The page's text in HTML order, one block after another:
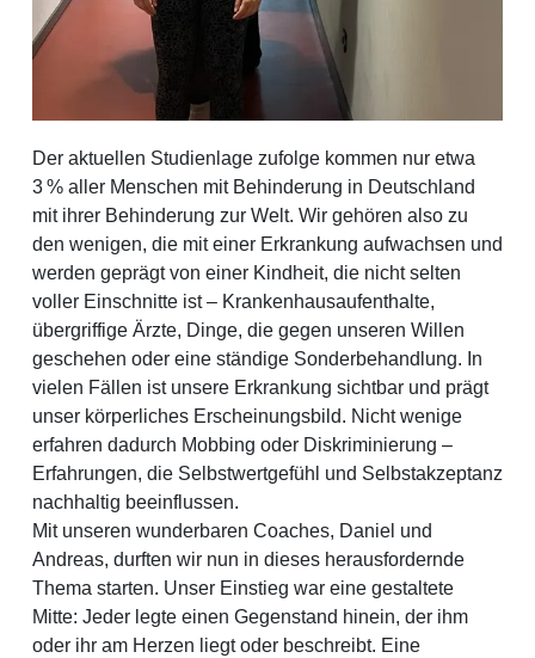
Der aktuellen Studienlage zufolge kommen nur etwa
3 % aller Menschen mit Behinderung in Deutschland
mit ihrer Behinderung zur Welt. Wir gehören also zu
den wenigen, die mit einer Erkrankung aufwachsen und
werden geprägt von einer Kindheit, die nicht selten
voller Einschnitte ist – Krankenhausaufenthalte,
übergriffige Ärzte, Dinge, die gegen unseren Willen
geschehen oder eine ständige Sonderbehandlung. In
vielen Fällen ist unsere Erkrankung sichtbar und prägt
unser körperliches Erscheinungsbild. Nicht wenige
erfahren dadurch Mobbing oder Diskriminierung –
Erfahrungen, die Selbstwertgefühl und Selbstakzeptanz
nachhaltig beeinflussen.
Mit unseren wunderbaren Coaches, Daniel und
Andreas, durften wir nun in dieses herausfordernde
Thema starten. Unser Einstieg war eine gestaltete
Mitte: Jeder legte einen Gegenstand hinein, der ihm
oder ihr am Herzen liegt oder beschreibt. Eine